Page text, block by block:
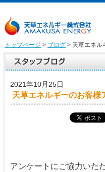
トップページ > ブログ> 天草エネル
2021年10月25日
天草エネルギーのお客様
アンケートにご協力いた